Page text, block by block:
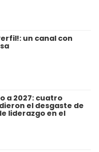
un canal con
a 2027: cuatro
el desgaste de
liderazgo en el